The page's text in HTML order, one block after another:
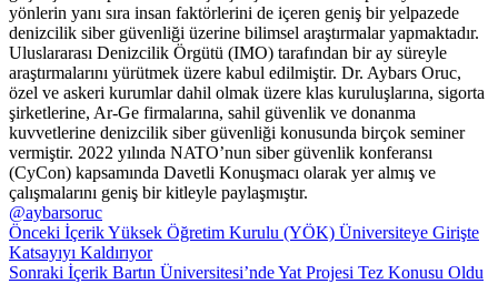
yönlerin yanı sıra insan faktörlerini de içeren geniş bir yelpazede
denizcilik siber güvenliği üzerine bilimsel araştırmalar yapmaktadır.
Uluslararası Denizcilik Örgütü (IMO) tarafından bir ay süreyle
araştırmalarını yürütmek üzere kabul edilmiştir. Dr. Aybars Oruc,
özel ve askeri kurumlar dahil olmak üzere klas kuruluşlarına, sigorta
şirketlerine, Ar-Ge firmalarına, sahil güvenlik ve donanma
kuvvetlerine denizcilik siber güvenliği konusunda birçok seminer
vermiştir. 2022 yılında NATO’nun siber güvenlik konferansı
(CyCon) kapsamında Davetli Konuşmacı olarak yer almış ve
çalışmalarını geniş bir kitleyle paylaşmıştır.
@aybarsoruc
Önceki İçerikYüksek Öğretim Kurulu (YÖK) Üniversiteye Girişte
Katsayıyı Kaldırıyor
Sonraki İçerik Bartın Üniversitesi’nde Yat Projesi Tez Konusu Oldu